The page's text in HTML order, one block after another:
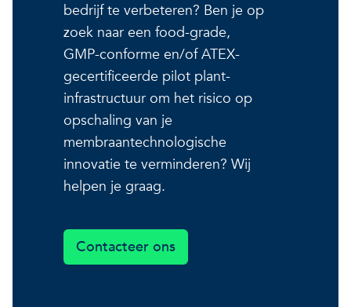
bedrijf te verbeteren? Ben je op
zoek naar een food-grade,
GMP-conforme en/of ATEX-
gecertificeerde pilot plant-
infrastructuur om het risico op
opschaling van je
membraantechnologische
innovatie te verminderen? Wij
helpen je graag.
Contacteer ons